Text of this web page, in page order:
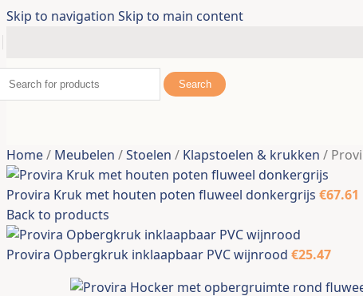
Skip to navigation Skip to main content
Search
Tuinbruggen
Grasmaaierhoezen
Kunstplanten
buiten
€101.91
Tuinieren
Accessoires voor tuingereedschap
Bloempotten & plantenbakken
Home/ Meubelen /Stoelen / Klapstoelen & krukken /
Provira Kruk met houten poten fluweel donkergrijs €67.61
Back to products
Provira Opbergkruk inklaapbaar PVC wijnrood €25.47